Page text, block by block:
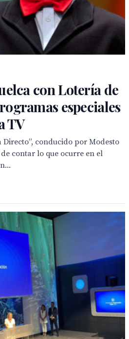
con Lotería de
especiales
TV
conducido por Modesto
contar lo que ocurre en el